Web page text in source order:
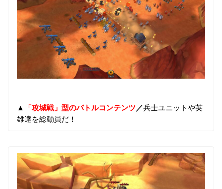
▲ 「攻城戦」型のバトルコンテンツ ／兵士ユニットや英
雄達を総動員だ！